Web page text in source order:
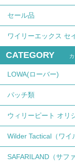
セール品
ワイリーエックス セ
CATEGORY
LOWA(ローバー)
パッチ類
ウィリーピート オリ
Wilder Tactical（ワイ
SAFARILAND（サフ